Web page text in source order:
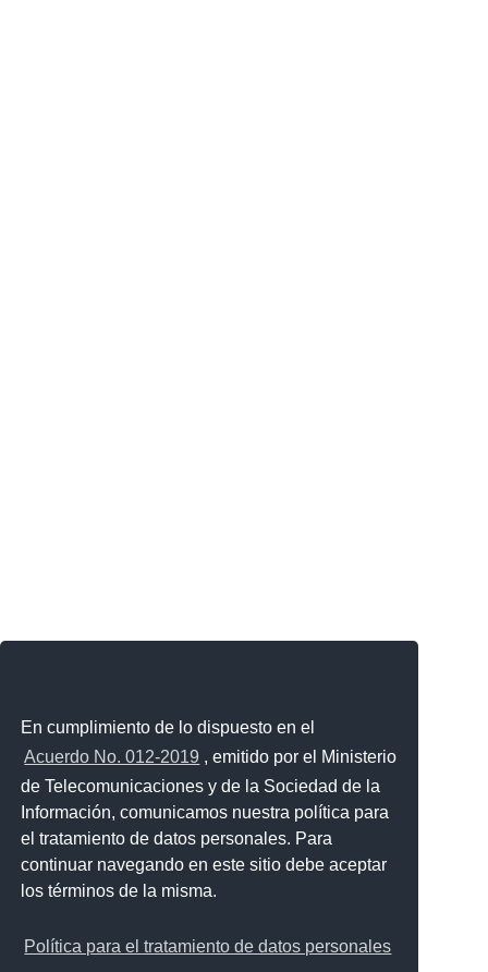
En cumplimiento de lo dispuesto en el
Acuerdo No. 012-2019 , emitido por el Ministerio
de Telecomunicaciones y de la Sociedad de la
Información, comunicamos nuestra política para
el tratamiento de datos personales. Para
continuar navegando en este sitio debe aceptar
los términos de la misma.
Política para el tratamiento de datos personales